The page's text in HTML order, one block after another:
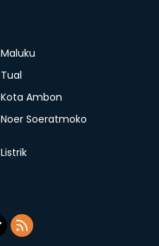
Maluku
Tual
Kota Ambon
Noer Soeratmoko
Listrik